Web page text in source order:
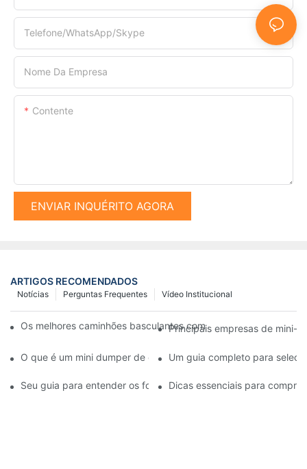
Telefone/WhatsApp/Skype
Nome Da Empresa
Contente
ENVIAR INQUÉRITO AGORA
ARTIGOS RECOMENDADOS
Vídeo Institucional
Perguntas Frequentes
Notícias
Os melhores caminhões basculantes com esteiras disponíveis
Principais empresas de mini-
O que é um mini dumper de esteiras e quais são seus
Um guia completo para
Seu guia para entender os fornecedores de martelos
Dicas essenciais para